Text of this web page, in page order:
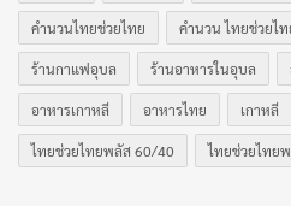
หลังจากเก็บดอกเกลือเสร็จแล้ว
แห้งตามธรรมชาติก่อนบรรจุลง
หนึ่งวันอาจได้เพียง1-2 กิโลก
ที่ดอกเกลือมีราคาแพงและถือเ
คำนวนไทยช่วยไทย คำนวน ไทยช่วยไ
ร้านกาแฟอุบล ร้านอาหารในอุบล
อาหารเกาหลี อาหารไทย เกาหลี
ไทยช่วยไทยพลัส 60/40 ไทยช่วยไทย